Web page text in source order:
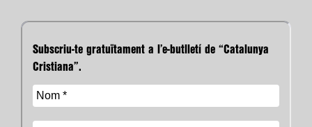
Subscriu-te gratuïtament a l’e-butlletí de “Catalunya
Cristiana”.